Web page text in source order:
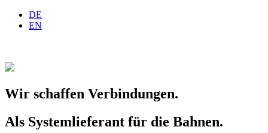
DE
EN
Wir schaffen Verbindungen.
Als Systemlieferant für die Bahnen.